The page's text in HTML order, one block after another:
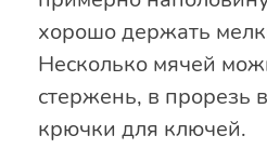
хорошо держать
Несколько мячей
стержень, в прорезь
крючки для ключей.